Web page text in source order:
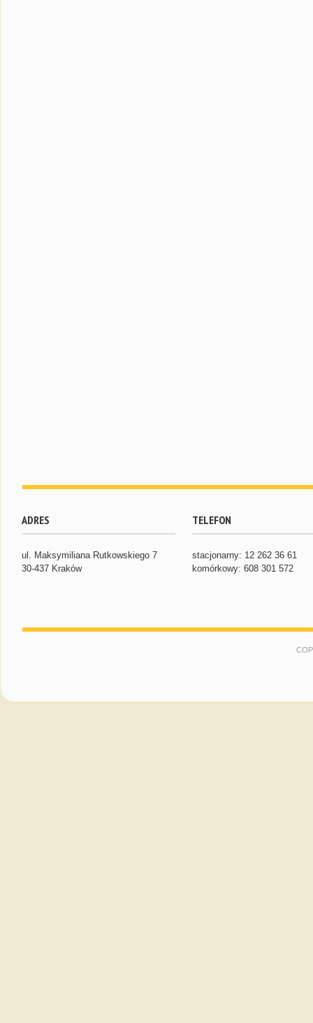
ADRES
ul. Maksymiliana Rutkowskiego 7
30-437 Kraków
TELEFON
stacjonarny: 12 262 36 61
komórkowy: 608 301 572